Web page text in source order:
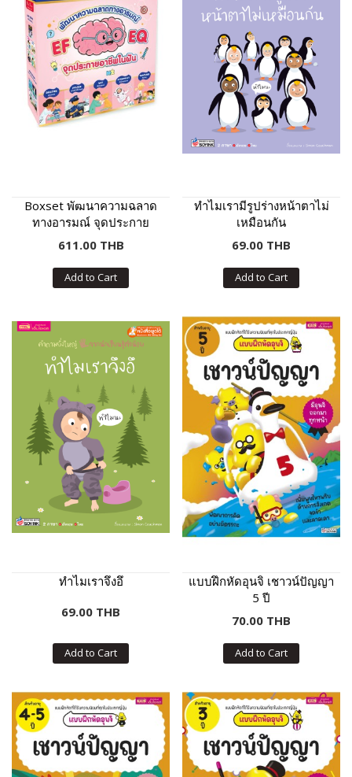
Boxset พัฒนาความฉลาด
ทางอารมณ์ จุดประกาย
อาชีพในฝัน
611.00 THB
Add to Cart
ทำไมเรามีรูปร่างหน้าตาไม่
เหมือนกัน
69.00 THB
Add to Cart
ทำไมเราจึงอึ
69.00 THB
Add to Cart
แบบฝึกหัดอุนจิ เชาวน์ปัญญา
5 ปี
70.00 THB
Add to Cart